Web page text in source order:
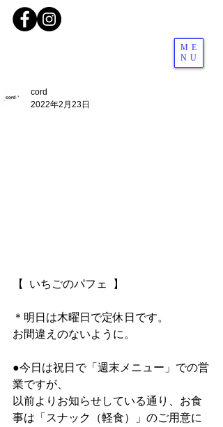
ME
NU
cord
2022年2月23日
【  いちごのパフェ  】
＊明日は木曜日で定休日です。
お間違えのないように。
●今日は祝日で「週末メニュー」での営
業ですが、
以前よりお知らせしている通り、お食
事は「スナック（軽食）」のご用意に